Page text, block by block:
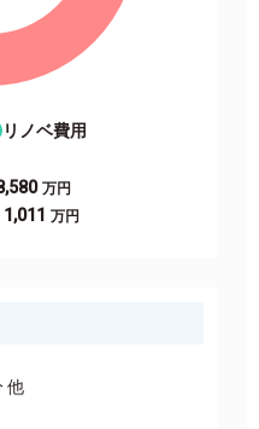
リノベ費用
1,011
他